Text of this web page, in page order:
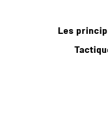
Les